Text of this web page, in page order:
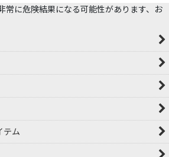
常に危険結果になる可能性があります、お
テム